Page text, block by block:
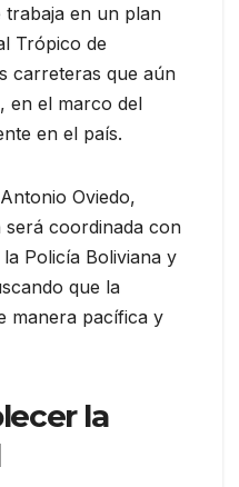
trabaja en un plan
Trópico de
carreteras que aún
en el marco del
en el país.
Oviedo,
coordinada con
Policía Boliviana y
que la
manera pacífica y
la